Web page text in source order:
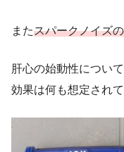
またスパークノイズ
肝心の始動性につい
効果は何も想定され